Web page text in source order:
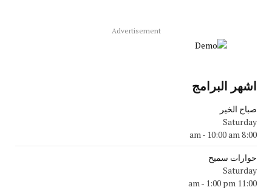
Advertisement
اشهر البرامج
صباح الخير
Saturday
8:00 am
- 10:00 am
حوارات سميح
Saturday
11:00 am
- 1:00 pm